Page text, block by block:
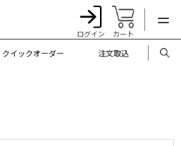
ログイン カート
クイックオーダー 注文取込